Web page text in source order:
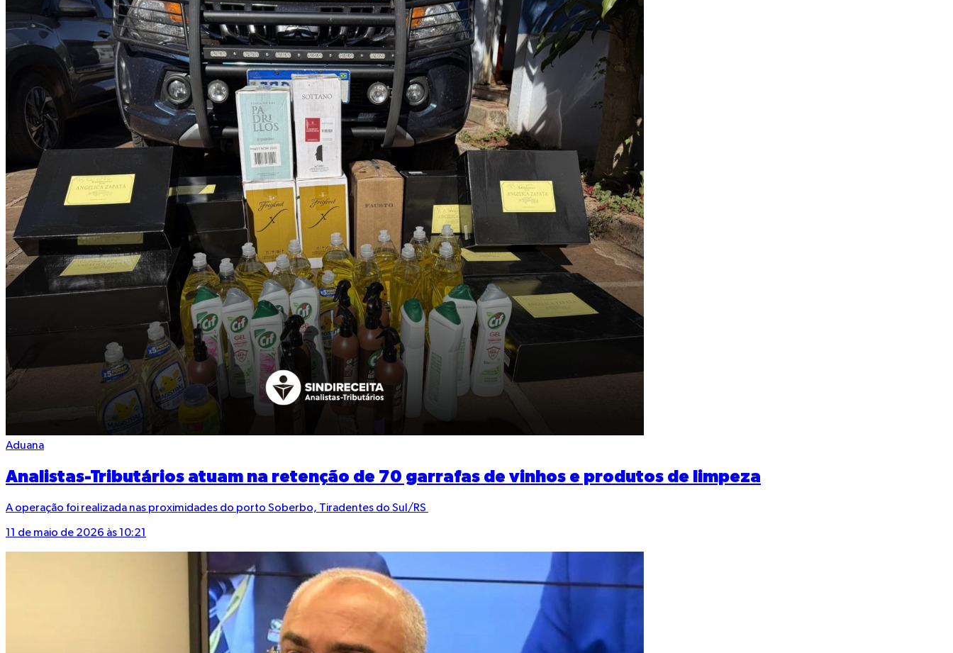
Aduana
Analistas-Tributários atuam na retenção de 70 garrafas de vinhos e produtos de limpeza
A operação foi realizada nas proximidades do porto Soberbo, Tiradentes do Sul/RS
11 de maio de 2026 às 10:21